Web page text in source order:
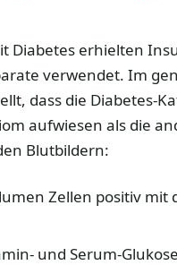
Diabetes erhielten
verwendet. Im
dass die Diabetes-
aufwiesen als die
Blutbildern:
Zellen positiv mit
und Serum-